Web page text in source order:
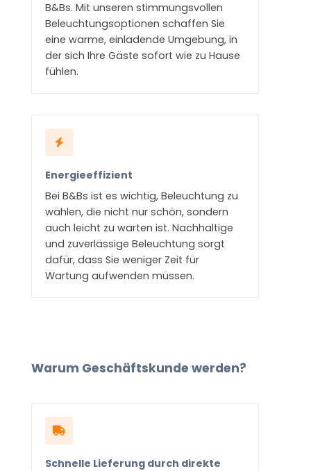
B&Bs. Mit unseren stimmungsvollen
Beleuchtungsoptionen schaffen Sie
eine warme, einladende Umgebung, in
der sich Ihre Gäste sofort wie zu Hause
fühlen.
Energieeffizient
Bei B&Bs ist es wichtig, Beleuchtung zu
wählen, die nicht nur schön, sondern
auch leicht zu warten ist. Nachhaltige
und zuverlässige Beleuchtung sorgt
dafür, dass Sie weniger Zeit für
Wartung aufwenden müssen.
Warum Geschäftskunde werden?
Schnelle Lieferung durch direkte